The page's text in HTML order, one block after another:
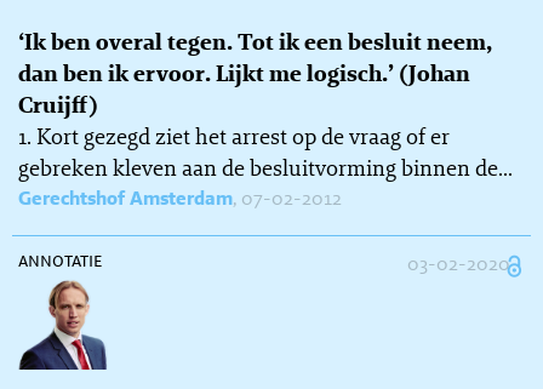
‘Ik ben overal tegen. Tot ik een besluit neem,
dan ben ik ervoor. Lijkt me logisch.’ (Johan
Cruijff)
1. Kort gezegd ziet het arrest op de vraag of er
gebreken kleven aan de besluitvorming binnen de...
Gerechtshof Amsterdam, 07-02-2012
annotatie 03-02-2020